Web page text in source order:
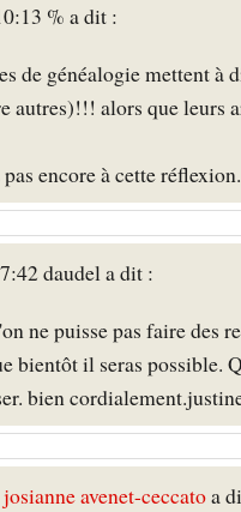
% a dit :
de généalogie mettent à
autres)!!! alors que leurs
encore à cette réflexion.
daudel a dit :
ne puisse pas faire des
bientôt il seras possible.
bien
josianne avenet-ceccatoa